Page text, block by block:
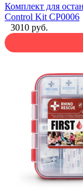
Комплект для
Control Kit CP0006
3010 руб.